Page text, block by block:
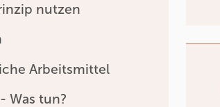
nutzen
Arbeitsmittel
Was tun?